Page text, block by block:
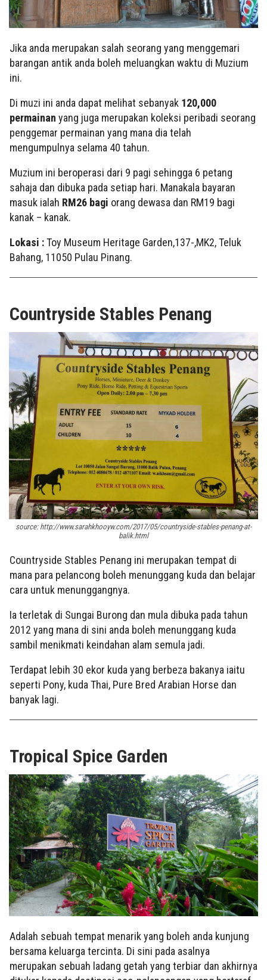
Jika anda merupakan salah seorang yang menggemari
barangan antik anda boleh meluangkan waktu di Muzium
ini.
Di muzi ini anda dapat melihat sebanyak 120,000
permainan yang juga merupakan koleksi peribadi seorang
penggemar permainan yang mana dia telah
mengumpulnya selama 40 tahun.
Muzium ini beroperasi dari 9 pagi sehingga 6 petang
sahaja dan dibuka pada setiap hari. Manakala bayaran
masuk ialah RM26 bagi orang dewasa dan RM19 bagi
kanak – kanak.
Lokasi :Toy Museum Heritage Garden,137-,MK2, Teluk
Bahang, 11050 Pulau Pinang.
Countryside Stables Penang
source: http://www.sarahkhooyw.com/2017/05/countryside-stables-penang-at-
balik.html
Countryside Stables Penang ini merupakan tempat di
mana para pelancong boleh menunggang kuda dan belajar
cara untuk menunggangnya.
Ia terletak di Sungai Burong dan mula dibuka pada tahun
2012 yang mana di sini anda boleh menunggang kuda
sambil menikmati keindahan alam semula jadi.
Terdapat lebih 30 ekor kuda yang berbeza bakanya iaitu
seperti Pony, kuda Thai, Pure Bred Arabian Horse dan
banyak lagi.
Tropical Spice Garden
Adalah sebuah tempat menarik yang boleh anda kunjung
bersama keluarga tercinta. Di sini pada asalnya
merupakan sebuah ladang getah yang terbiar dan akhirnya